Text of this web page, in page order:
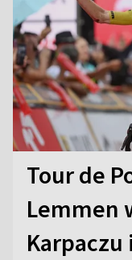
Tour de
Lemmen
Karpaczu